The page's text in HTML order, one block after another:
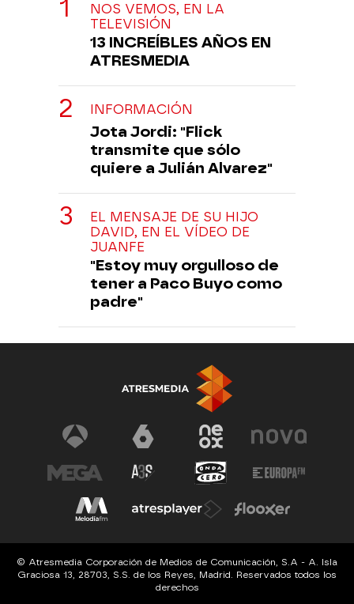
NOS VEMOS, EN LA
TELEVISIÓN
13 INCREÍBLES AÑOS EN
ATRESMEDIA
INFORMACIÓN
Jota Jordi: "Flick
transmite que sólo
quiere a Julián Alvarez"
EL MENSAJE DE SU HIJO
DAVID, EN EL VÍDEO DE
JUANFE
"Estoy muy orgulloso de
tener a Paco Buyo como
padre"
© Atresmedia Corporación de Medios de Comunicación, S.A - A. Isla
Graciosa 13, 28703, S.S. de los Reyes, Madrid. Reservados todos los
derechos